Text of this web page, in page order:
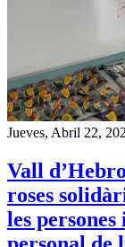
Jueves, Abril 22,
Vall
roses
les